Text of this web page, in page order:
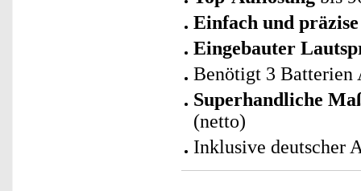
Einfach und
Eingebauter
Benötigt 3 Batterien
Superhandliche
(netto)
Inklusive deutscher